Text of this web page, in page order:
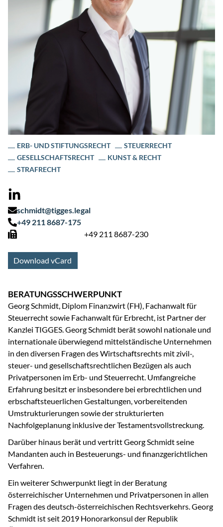
ERB- UND STIFTUNGSRECHT
STEUERRECHT
GESELLSCHAFTSRECHT
KUNST & RECHT
STRAFRECHT
schmidt@tigges.legal
+49 211 8687-175
+49 211 8687-230
Download vCard
BERATUNGSSCHWERPUNKT
Georg Schmidt, Diplom Finanzwirt (FH), Fachanwalt für
Steuerrecht sowie Fachanwalt für Erbrecht, ist Partner der
Kanzlei TIGGES. Georg Schmidt berät sowohl nationale und
internationale überwiegend mittelständische Unternehmen
in den diversen Fragen des Wirtschaftsrechts mit zivil-,
steuer- und gesellschaftsrechtlichen Bezügen als auch
Privatpersonen im Erb- und Steuerrecht. Umfangreiche
Erfahrung besitzt er insbesondere bei erbrechtlichen und
erbschaftsteuerlichen Gestaltungen, vorbereitenden
Umstrukturierungen sowie der strukturierten
Nachfolgeplanung inklusive der Testamentsvollstreckung.
Darüber hinaus berät und vertritt Georg Schmidt seine
Mandanten auch in Besteuerungs- und finanzgerichtlichen
Verfahren.
Ein weiterer Schwerpunkt liegt in der Beratung
österreichischer Unternehmen und Privatpersonen in allen
Fragen des deutsch-österreichischen Rechtsverkehrs. Georg
Schmidt ist seit 2019 Honorarkonsul der Republik